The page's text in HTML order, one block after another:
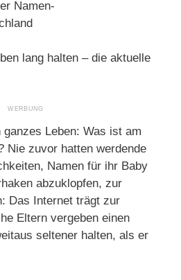
lang halten – die aktuelle
ganzes Leben: Was ist am
Nie zuvor hatten werdende
Namen für ihr Baby
abzuklopfen, zur
Das Internet trägt zur
Eltern vergeben einen
seltener halten, als er